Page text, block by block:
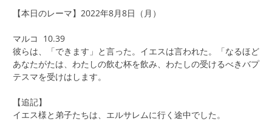
【本日のレーマ】2022年8月8日（月）
マルコ 10.39
彼らは、「できます」と言った。イエスは言われた。「なるほど
あなたがたは、わたしの飲む杯を飲み、わたしの受けるべきバプ
テスマを受けはします。
【追記】
イエス様と弟子たちは、エルサレムに行く途中でした。